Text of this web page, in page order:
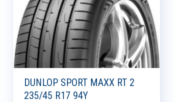
DUNLOP SPORT MAXX RT 2
235/45 R17 94Y